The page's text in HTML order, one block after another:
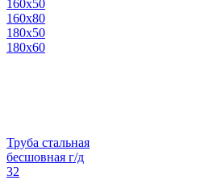
160х50
160х80
180х50
180х60
Труба стальная
бесшовная г/д
32